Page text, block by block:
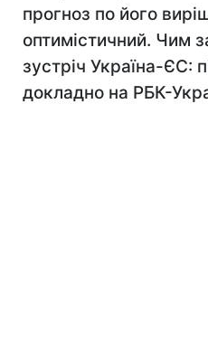
прогноз по його
оптимістичний. Чим
зустріч Україна-ЄС:
докладно на РБК-